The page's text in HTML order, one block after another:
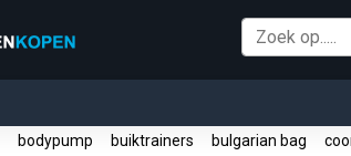
bodypump buiktrainers bulgarian bag